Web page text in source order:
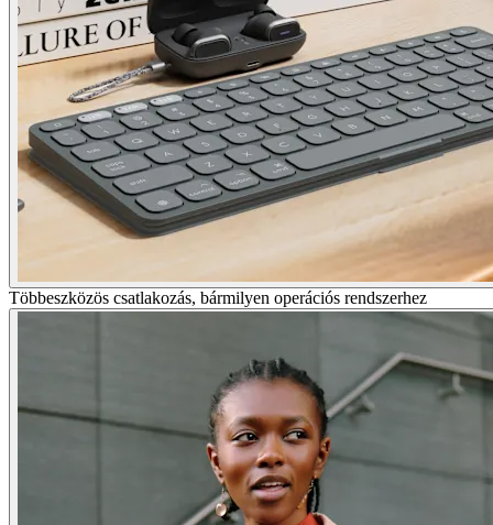
Többeszközös csatlakozás, bármilyen operációs rendszerhez